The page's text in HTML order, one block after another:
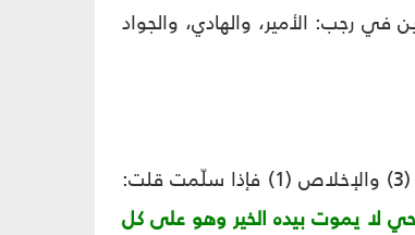
رجب: الأمير، والهادي، والجواد
أن تصلي ركعتين في كل ليلة من ليالي رجب تقرأ في كل ركعة منها: الحمد (1) والكافرون (3) والإخلاص (1) فإذا سلّمت قلت:
لا يموت بيده الخير وهو على كل